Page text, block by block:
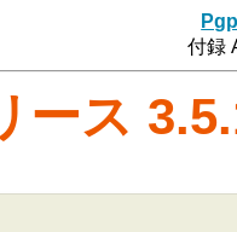
付録
ース